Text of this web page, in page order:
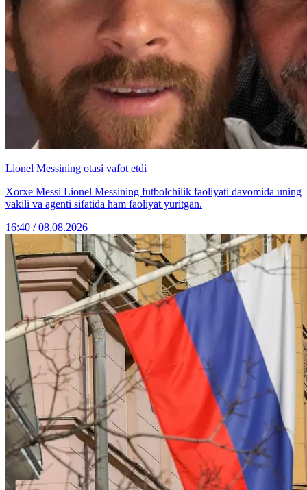
Lionel Messining otasi vafot etdi
Xorxe Messi Lionel Messining futbolchilik faoliyati davomida uning
vakili va agenti sifatida ham faoliyat yuritgan.
16:40 / 08.08.2026